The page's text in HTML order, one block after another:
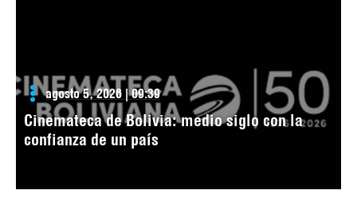
agosto 5, 2026 | 09:39
Cinemateca de Bolivia: medio siglo con la
confianza de un país